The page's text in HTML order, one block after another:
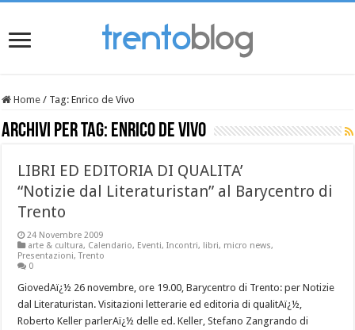
Home / Tag:Enrico de Vivo
Archivi per tag: Enrico de Vivo
LIBRI ED EDITORIA DI QUALITA’
“Notizie dal Literaturistan” al Barycentro di
Trento
24 Novembre 2009
arte & cultura, Calendario, Eventi,Incontri, libri, micro news,
Presentazioni,Trento
0
GiovedAï¿½ 26 novembre, ore 19.00, Barycentro di Trento: per Notizie
dal Literaturistan. Visitazioni letterarie ed editoria di qualitAï¿½,
Roberto Keller parlerAï¿½ delle ed. Keller, Stefano Zangrando di